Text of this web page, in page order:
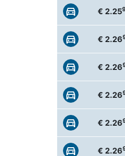
€ 2.25
€ 2.26
€ 2.26
€ 2.26
€ 2.26
€ 2.26